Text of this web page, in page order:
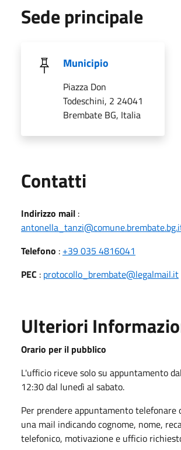
Sede principale
Municipio
Piazza Don
Todeschini, 2 24041
Brembate BG, Italia
Contatti
Indirizzo mail :
Telefono : +39 035 4816041
PEC : protocollo_brembate@legalmail.it
Ulteriori
Orario per il pubblico
L'ufficio riceve solo su appuntamento
12:30 dal lunedì al sabato.
Per prendere appuntamento telefonare
una mail indicando cognome, nome,
telefonico, motivazione e ufficio